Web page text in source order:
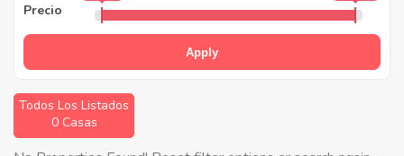
Precio
Apply
Todos Los Listados
0 Casas